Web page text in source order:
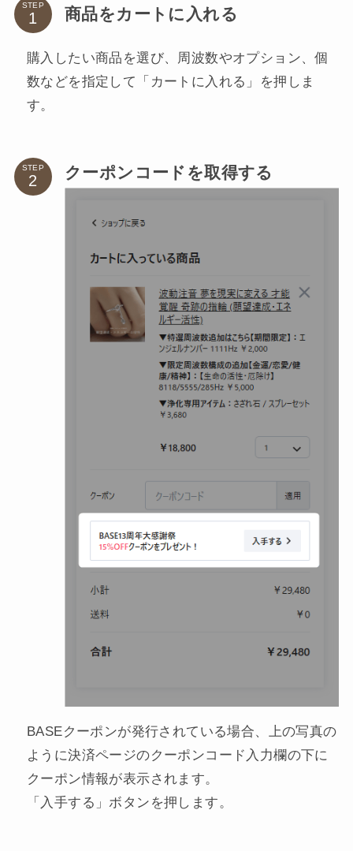
STEP 商品をカートに入れる
購入したい商品を選び、周波数やオプション、個
数などを指定して「カートに入れる」を押しま
す。
STEP クーポンコードを取得する
BASEクーポンが発行されている場合、上の写真の
ように決済ページのクーポンコード入力欄の下に
クーポン情報が表示されます。
「入手する」ボタンを押します。